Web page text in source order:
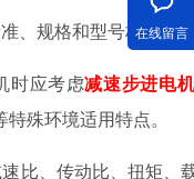
、规格和型号标准，
时应考虑减速步进电
殊环境适用特点。
比、传动比、扭矩
在线留言